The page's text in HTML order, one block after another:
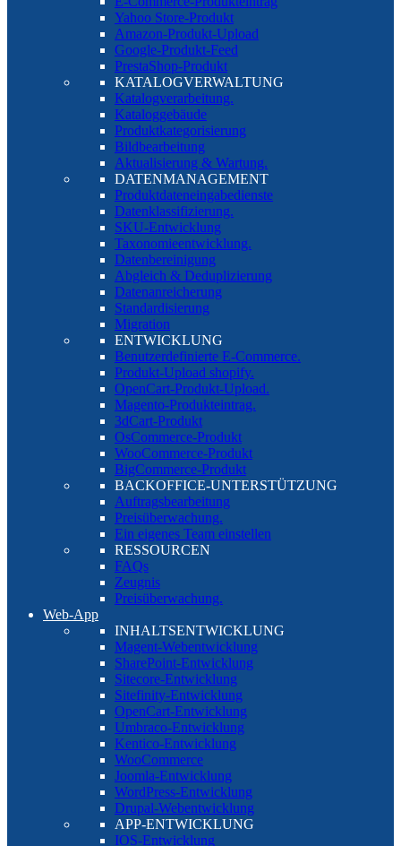
Yahoo Store-Produkt
Amazon-Produkt-Upload
Google-Produkt-Feed
PrestaShop-Produkt
KATALOGVERWALTUNG
Katalogverarbeitung.
Kataloggebäude
Produktkategorisierung
Bildbearbeitung
Aktualisierung & Wartung.
DATENMANAGEMENT
Produktdateneingabedienste
Datenklassifizierung.
SKU-Entwicklung
Taxonomieentwicklung.
Datenbereinigung
Abgleich & Deduplizierung
Datenanreicherung
Standardisierung
Migration
ENTWICKLUNG
Benutzerdefinierte E-Commerce.
Produkt-Upload shopify.
OpenCart-Produkt-Upload.
Magento-Produkteintrag.
3dCart-Produkt
OsCommerce-Produkt
WooCommerce-Produkt
BigCommerce-Produkt
BACKOFFICE-UNTERSTÜTZUNG
Auftragsbearbeitung
Preisüberwachung.
Ein eigenes Team einstellen
RESSOURCEN
FAQs
Zeugnis
Preisüberwachung.
Web-App
INHALTSENTWICKLUNG
Magent-Webentwicklung
SharePoint-Entwicklung
Sitecore-Entwicklung
Sitefinity-Entwicklung
OpenCart-Entwicklung
Umbraco-Entwicklung
Kentico-Entwicklung
WooCommerce
Joomla-Entwicklung
WordPress-Entwicklung
Drupal-Webentwicklung
APP-ENTWICKLUNG
IOS-Entwicklung